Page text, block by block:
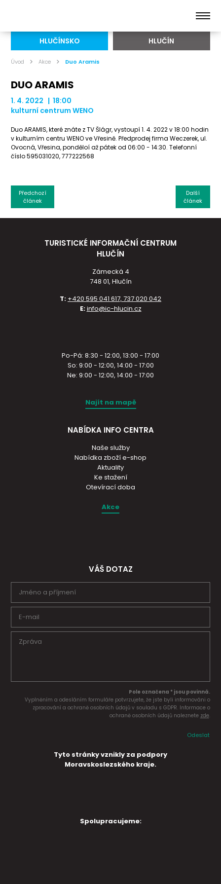
HLUČÍNSKO HLUČÍN
Úvod Akce Duo Aramis
DUO ARAMIS
1. 4. 2022 | 18:00
kulturní centrum WENO
Duo ARAMIS, které znáte z TV Šlágr, vystoupí 1. 4. 2022 v 18:00 hodin
v kulturním centru WENO ve Vřesině. Předprodej firma Weczerek, ul.
Ovocná, Vřesina, ponděloí až pátek od 06:00 - 14:30. Telefonní
číslo 595031020, 777222568
Další
článek
Předchozí
článek
TURISTICKÉ INFORMAČNÍ CENTRUM
HLUČÍN
Zámecká 4
748 01, Hlučín
T: +420 595 041 617, 737 020 042
E:info@ic-hlucin.cz
Po-Pá: 8:30 - 12:00, 13:00 - 17:00
So: 9:00 - 12:00, 14:00 - 17:00
Ne: 9:00 - 12:00, 14:00 - 17:00
Najít na mapě
NABÍDKA INFO CENTRA
Naše služby
Nabídka zboží e-shop
Aktuality
Ke stažení
Otevírací doba
Akce
VÁŠ DOTAZ
Pole označena * jsou povinná.
Vyplněním a odesláním formuláře potvrzujete, že jste byli informováni o
zpracování a ochraně osobních údajů v souladu s GDPR. Informace o
ochraně osobních údajů naleznete zde.
Odeslat
Tyto stránky vznikly za podpory
Moravskoslezského kraje.
Spolupracujeme: